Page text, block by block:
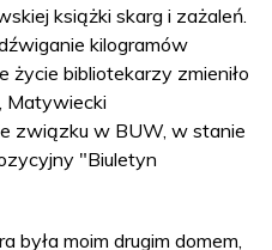
książki skarg i zażaleń.
kilogramów
życie bibliotekarzy zmieniło
Matywiecki
związku w BUW, w stanie
"Biuletyn
była moim drugim domem,